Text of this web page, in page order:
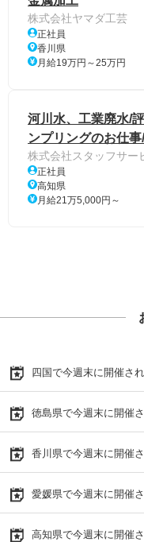
株式会社ヤマダ工芸
正社員
香川県
月給19万円～25万円
河川水、工業廃水/
ンプリングのお仕事
株式会社スタッフサー
正社員
高知県
月給21万5,000円～
四国で今週末に開催さ
徳島県で今週末に開催
香川県で今週末に開催
愛媛県で今週末に開催
高知県で今週末に開催